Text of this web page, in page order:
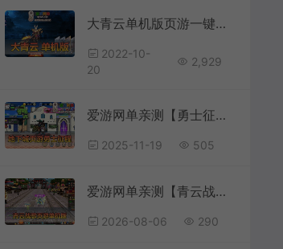
大青云单机版页游一键端独立客户端免虚拟机GM后台
2022-10-
20
2,929
爱游网单亲测【勇士征程】H5地下城页游小游戏 女鬼剑 内购解锁无广告一键启动支持手机局域网 视频安装教学
2025-11-19 505
爱游网单亲测【青云战歌单机版】最新整理页游修仙单机一键端Win系单机服务端PC客户端 GM后台 通用视频教学+手工端文本教学
2026-08-06 290